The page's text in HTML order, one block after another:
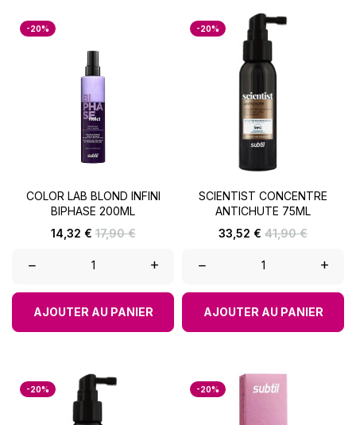
-20%
COLOR LAB BLOND INFINI
BIPHASE 200ML
Prix
14,32 € Prix
de
17,90 €
– +
AJOUTER AU PANIER
-20%
SCIENTIST CONCENTRE
ANTICHUTE 75ML
Prix
33,52 € Prix
41,90 €
– +
AJOUTER AU PANIER
-20% -20%